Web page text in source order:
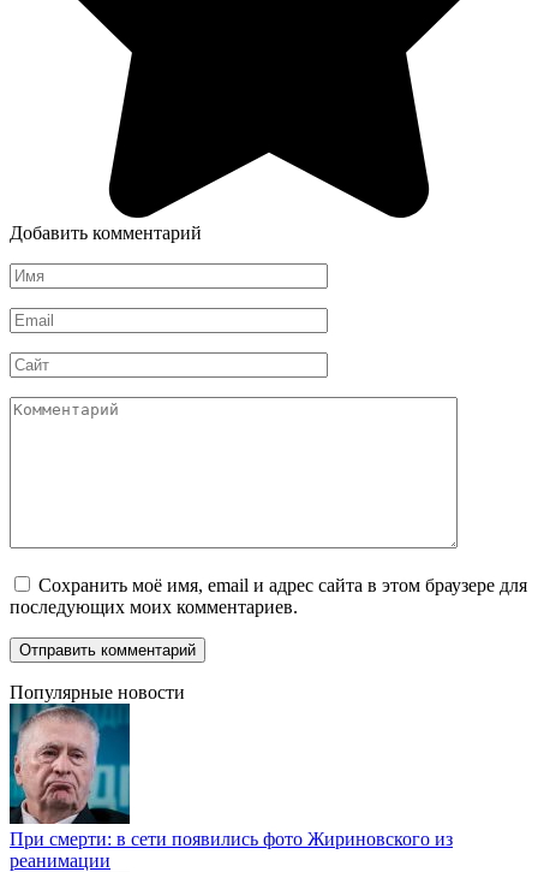
Добавить комментарий
Имя
*
Email
*
Сайт
Комментарий
Сохранить моё имя, email и адрес сайта в этом браузере для
последующих моих комментариев.
Популярные новости
При смерти: в сети появились фото Жириновского из
реанимации